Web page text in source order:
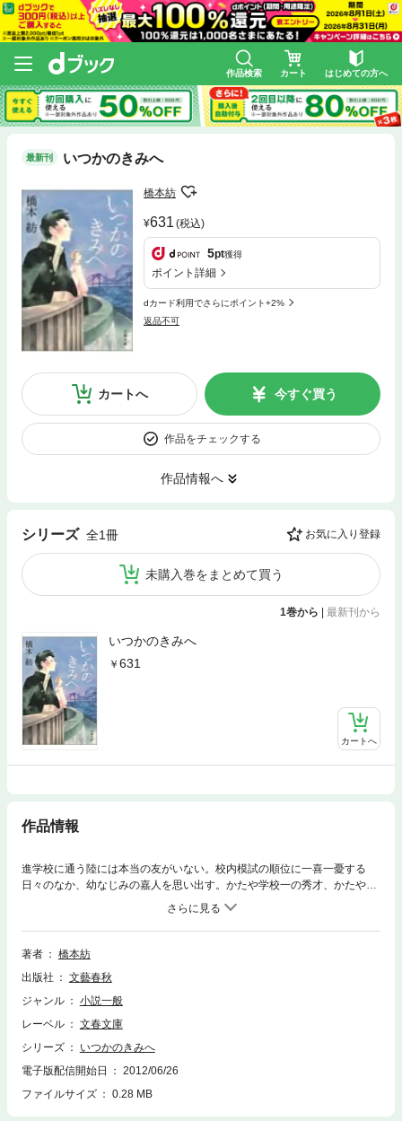
作品検索 カート はじめての方へ
最新刊 いつかのきみへ
橋本紡
631 (税込)
5pt獲得
ポイント詳細
dカード利用でさらにポイント+2%
返品不可
カートへ 今すぐ買う
作品をチェックする
作品情報へ
シリーズ 全1冊 お気に入り登録
未購入巻をまとめて買う
1巻から 最新刊から
いつかのきみへ
631
カートへ
作品情報
進学校に通う陸には本当の友がいない。校内模試の順位に一喜一憂する
日々のなか、幼なじみの嘉人を思い出す。かたや学校一の秀才、かたや学
校一の不良。ふたりが仲良くするのを周りの連中は不思議がった。でも多
くを語らなくても、気持ちが通じ合うのはこいつだけなんだ──潔癖で繊
細な少年たちの交流がひかる傑作「大富橋」ほか５篇。東京の下町・深川
に架かる６つの橋を軸に、人生にちょっとつまずいた人びとの人間模様を
著者
橋本紡
出版社
文藝春秋
ジャンル
小説一般
レーベル
文春文庫
シリーズ
いつかのきみへ
電子版配信開始日
2012/06/26
ファイルサイズ
0.28 MB